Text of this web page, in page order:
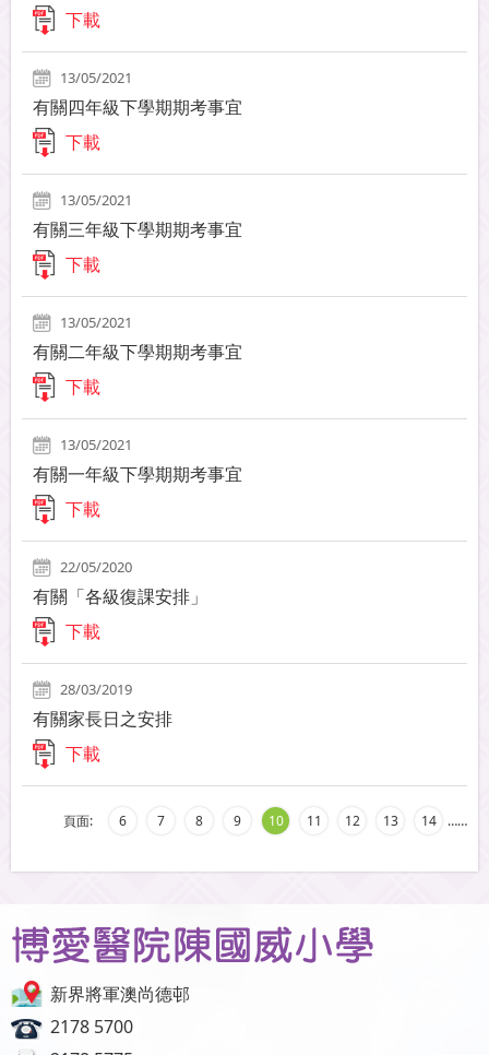
下載
13/05/2021
有關四年級下學期期考事宜
下載
13/05/2021
有關三年級下學期期考事宜
下載
13/05/2021
有關二年級下學期期考事宜
下載
13/05/2021
有關一年級下學期期考事宜
下載
22/05/2020
有關「各級復課安排」
下載
28/03/2019
有關家長日之安排
下載
頁面: …
6 7 8 9 10 11 12 13 14 …
新界將軍澳尚德邨
2178 5700